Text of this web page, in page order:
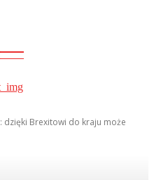
news
dzięki Brexitowi do kraju może